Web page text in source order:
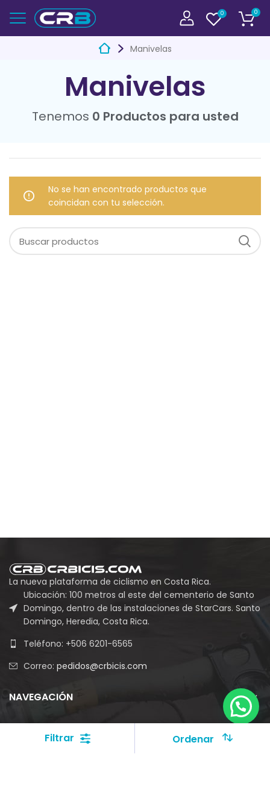
0 0
Manivelas
Manivelas
Tenemos 0 Productos para usted
No se han encontrado productos que
coincidan con tu selección.
Filtrar Ordenar
La nueva plataforma de ciclismo en Costa Rica.
Ubicación: 100 metros al este del cementerio de Santo
Domingo, dentro de las instalaciones de StarCars. Santo
Domingo, Heredia, Costa Rica.
Teléfono: +506 6201-6565
Correo: pedidos@crbicis.com
NAVEGACIÓN